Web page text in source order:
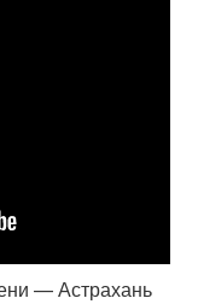
— Астрахань